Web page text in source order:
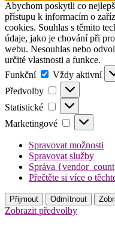
Abychom poskytli co
přístupu k informacím o
cookies. Souhlas s těmito
údaje, jako je chování při
webu. Nesouhlas nebo
určité vlastnosti a funkce.
Funkční
Funkční
Vždy aktivní
Předvolby
Předvolby
Statistické Statistické
Marketingové
Spravovat možnosti
Spravovat služby
Správa
Přečtěte si více o
Přijmout Odmítnout
Zobrazit předvolby